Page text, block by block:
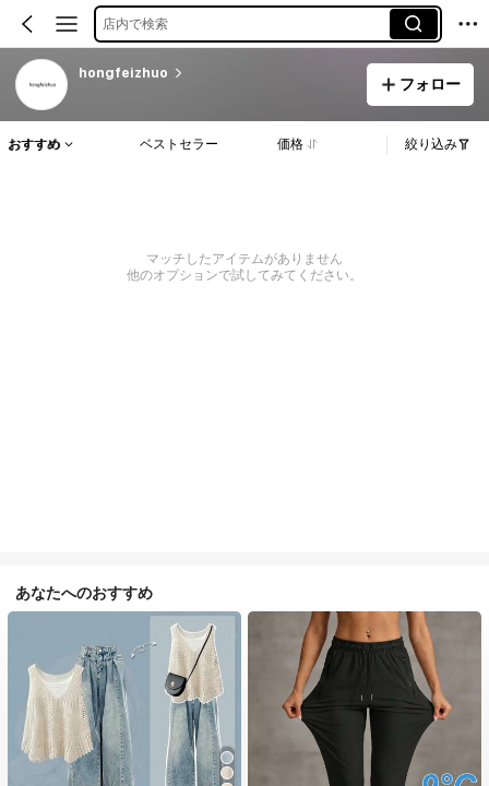
店内で検索
hongfeizhuo
フォロー
おすすめ ベストセラー 価格 絞り込み
マッチしたアイテムがありません
他のオプションで試してみてください。
あなたへのおすすめ